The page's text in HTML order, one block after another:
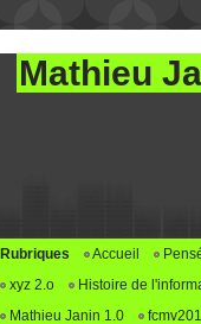
Mathieu
Rubriques Accueil
xyz 2.o
Histoire de
Mathieu Janin 1.0